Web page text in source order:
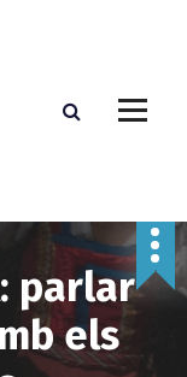
parlar
els